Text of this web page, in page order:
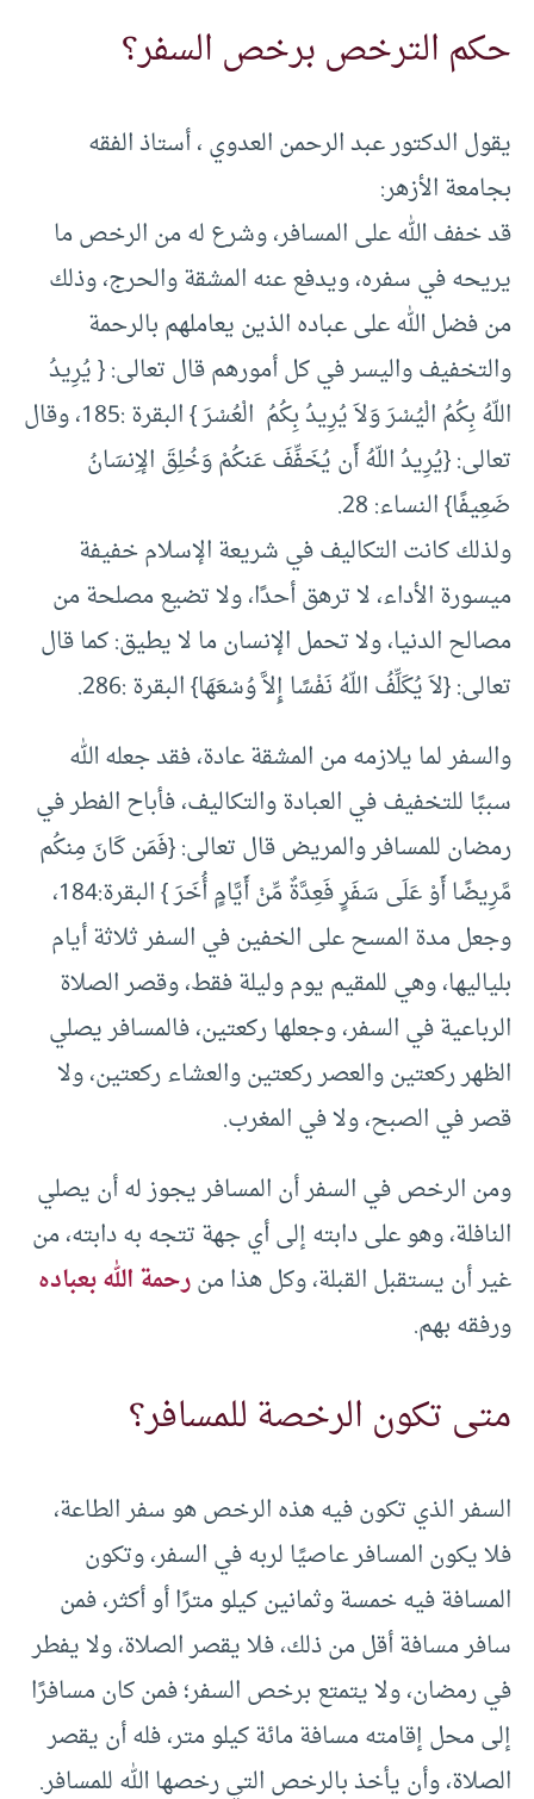
حكم الترخص برخص السفر؟
يقول الدكتور عبد الرحمن العدوي ، أستاذ الفقه
بجامعة الأزهر:
قد خفف الله على المسافر، وشرع له من الرخص ما
يريحه في سفره، ويدفع عنه المشقة والحرج، وذلك
من فضل الله على عباده الذين يعاملهم بالرحمة
والتخفيف واليسر في كل أمورهم قال تعالى: { يُرِيدُ
اللّهُ بِكُمُ الْيُسْرَ وَلاَ يُرِيدُ بِكُمُ الْعُسْرَ } البقرة :185، وقال
تعالى: {يُرِيدُ اللّهُ أَن يُخَفِّفَ عَنكُمْ وَخُلِقَ الإِنسَانُ
ضَعِيفًا} النساء: 28.
ولذلك كانت التكاليف في شريعة الإسلام خفيفة
ميسورة الأداء، لا ترهق أحدًا، ولا تضيع مصلحة من
مصالح الدنيا، ولا تحمل الإنسان ما لا يطيق: كما قال
تعالى: {لاَ يُكَلِّفُ اللّهُ نَفْسًا إِلاَّ وُسْعَهَا} البقرة :286.
والسفر لما يلازمه من المشقة عادة، فقد جعله الله
سببًا للتخفيف في العبادة والتكاليف، فأباح الفطر في
رمضان للمسافر والمريض قال تعالى: {فَمَن كَانَ مِنكُم
مَّرِيضًا أَوْ عَلَى سَفَرٍ فَعِدَّةٌ مِّنْ أَيَّامٍ أُخَرَ } البقرة:184،
وجعل مدة المسح على الخفين في السفر ثلاثة أيام
بلياليها، وهي للمقيم يوم وليلة فقط، وقصر الصلاة
الرباعية في السفر، وجعلها ركعتين، فالمسافر يصلي
الظهر ركعتين والعصر ركعتين والعشاء ركعتين، ولا
قصر في الصبح، ولا في المغرب.
ومن الرخص في السفر أن المسافر يجوز له أن يصلي
النافلة، وهو على دابته إلى أي جهة تتجه به دابته، من
غير أن يستقبل القبلة، وكل هذا منرحمة الله بعباده
ورفقه بهم.
متى تكون الرخصة للمسافر؟
السفر الذي تكون فيه هذه الرخص هو سفر الطاعة،
فلا يكون المسافر عاصيًا لربه في السفر، وتكون
المسافة فيه خمسة وثمانين كيلو مترًا أو أكثر، فمن
سافر مسافة أقل من ذلك، فلا يقصر الصلاة، ولا يفطر
في رمضان، ولا يتمتع برخص السفر؛ فمن كان مسافرًا
إلى محل إقامته مسافة مائة كيلو متر، فله أن يقصر
الصلاة، وأن يأخذ بالرخص التي رخصها الله للمسافر.